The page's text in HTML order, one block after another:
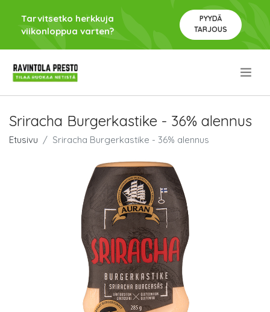
Tarvitsetko herkkuja
viikonloppua varten?
PYYDÄ
TARJOUS
Sriracha Burgerkastike - 36% alennus
Etusivu Sriracha Burgerkastike - 36% alennus